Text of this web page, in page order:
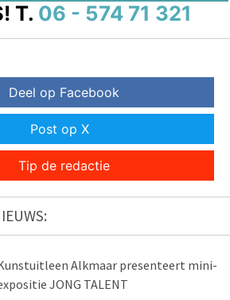
T. 06 - 574 71 321
Deel op Facebook
Post op X
Tip de redactie
Alkmaar presenteert mini-
JONG TALENT